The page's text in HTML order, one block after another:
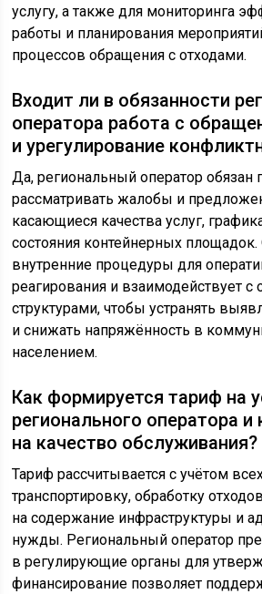
услугу, а также для мониторинга
работы и планирования
процессов обращения с отходами.
Входит ли в обязанности
оператора работа с
и урегулирование
Да, региональный оператор обязан
рассматривать жалобы и
касающиеся качества услуг,
состояния контейнерных площадок.
внутренние процедуры для
реагирования и взаимодействует с
структурами, чтобы устранять
и снижать напряжённость в
населением.
Как формируется тариф на
регионального оператора и
на качество обслуживания?
Тариф рассчитывается с учётом
транспортировку, обработку
на содержание инфраструктуры и
нужды. Региональный оператор
в регулирующие органы для
финансирование позволяет